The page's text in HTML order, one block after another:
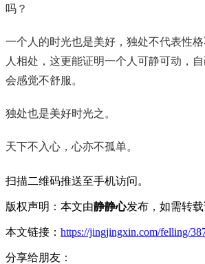
吗？
一个人的时光也是美好，独处不代表性
人相处，这更能证明一个人可静可动，
会感觉不舒服。
独处也是美好时光之。
天下不入心，心亦不孤单。
扫描二维码推送至手机访问。
版权声明：本文由静静心发布，如需转载
本文链接： https://jingjingxin.com/felling/
分享给朋友：